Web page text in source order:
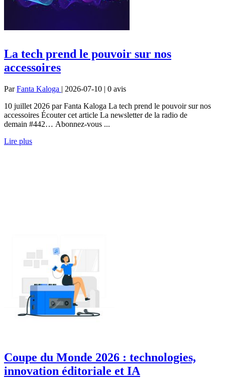
La tech prend le pouvoir sur nos
accessoires
ParFanta Kaloga | 2026-07-10 | 0 avis
10 juillet 2026 par Fanta Kaloga La tech prend le pouvoir sur nos
accessoires Écouter cet article La newsletter de la radio de
demain #442… Abonnez-vous ...
Lire plus
Coupe du Monde 2026 : technologies,
innovation éditoriale et IA